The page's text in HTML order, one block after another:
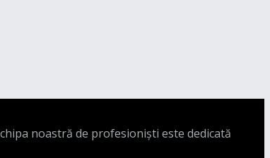
noastră de profesioniști este dedicată